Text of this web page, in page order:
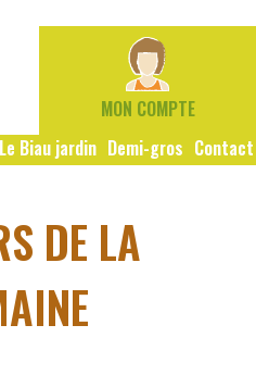
MON COMPTE
Le Biau jardin Demi-gros Contact
DE LA